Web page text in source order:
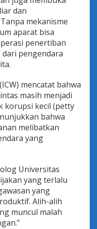
dan
mekanisme
aparat bisa
penertiban
dari pengendara
mencatat bahwa
masih menjadi
korupsi kecil (petty
bahwa
melibatkan
yang
Universitas
yang terlalu
yang
Alih-alih
muncul malah